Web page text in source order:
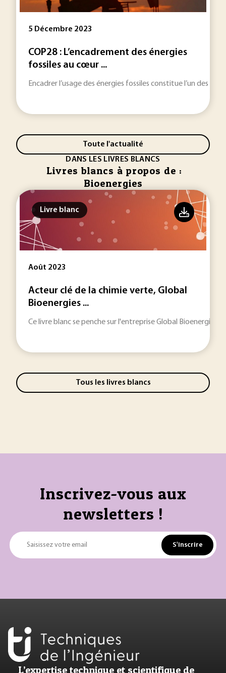
5 Décembre 2023
COP28 : L’encadrement des énergies
fossiles au cœur ...
Encadrer l’usage des énergies fossiles constitue l’un des
Toute l'actualité
DANS LES LIVRES BLANCS
Livres blancs à propos de :
Bioenergies
Livre blanc
Août 2023
Acteur clé de la chimie verte, Global
Bioenergies ...
Ce livre blanc se penche sur l'entreprise Global Bioenergies,
Tous les livres blancs
Inscrivez-vous aux
newsletters !
Saisissez votre email S'inscrire
L’expertise technique et scientifique de